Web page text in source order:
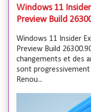
Windows 11
Preview Build
Windows 11 Insider
Preview Build
changements et des
sont progressivement
Renou...